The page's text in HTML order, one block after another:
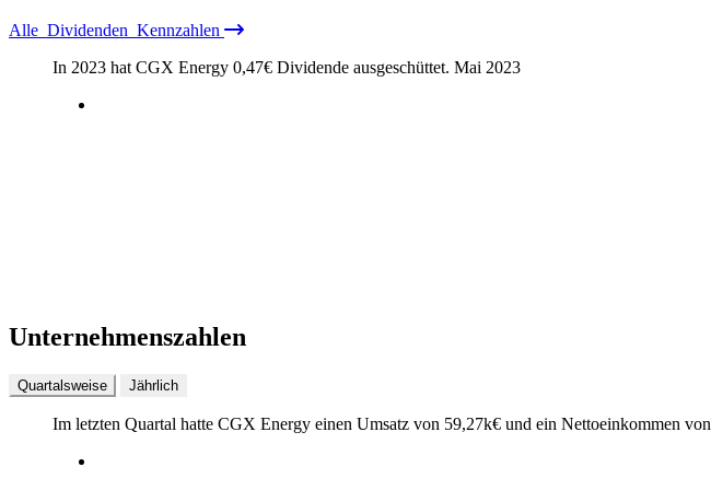
Alle Dividenden Kennzahlen
In 2023 hat CGX Energy 0,47€ Dividende ausgeschüttet. Mai 2023
Unternehmenszahlen
Quartalsweise Jährlich
Im letzten Quartal hatte CGX Energy einen Umsatz von 59,27k€ und ein Nettoeinkommen von